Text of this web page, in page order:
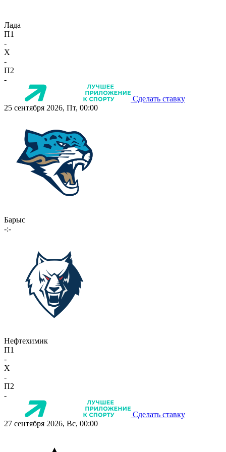
Лада
П1
-
X
-
П2
-
Сделать ставку
25 сентября 2026, Пт, 00:00
Барыс
-:-
Нефтехимик
П1
-
X
-
П2
-
Сделать ставку
27 сентября 2026, Вс, 00:00